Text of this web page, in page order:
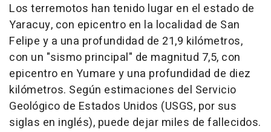
Los terremotos han tenido lugar en el estado de
Yaracuy, con epicentro en la localidad de San
Felipe y a una profundidad de 21,9 kilómetros,
con un "sismo principal" de magnitud 7,5, con
epicentro en Yumare y una profundidad de diez
kilómetros. Según estimaciones del Servicio
Geológico de Estados Unidos (USGS, por sus
siglas en inglés), puede dejar miles de fallecidos.